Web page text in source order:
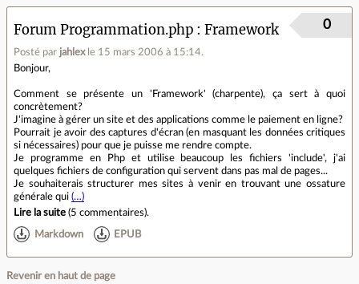
Forum Programmation.php Framework
Posté par jahlex le 15 mars 2006 à 15:14.
0
Bonjour,
Comment se présente un 'Framework' (charpente), ça sert à quoi
concrètement?
J'imagine à gérer un site et des applications comme le paiement en ligne?
Pourrait je avoir des captures d'écran (en masquant les données critiques
si nécessaires) pour que je puisse me rendre compte.
Je programme en Php et utilise beaucoup les fichiers 'include', j'ai
quelques fichiers de configuration qui servent dans pas mal de pages...
Je souhaiterais structurer mes sites à venir en trouvant une ossature
générale qui (…)
Lire la suite (5 commentaires).
Markdown EPUB
Revenir en haut de page